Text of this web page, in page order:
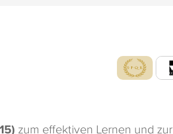
zum effektiven Lernen und zur